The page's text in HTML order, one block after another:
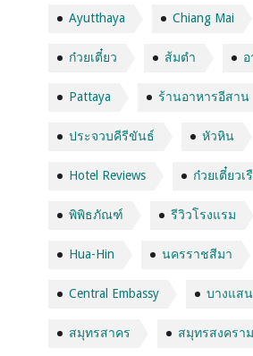
Ayutthaya Chiang Mai
ก๋วยเตี๋ยว ส้มตำ
Pattaya ร้านอาหารอีสาน
ประจวบคีรีขันธ์ หัวหิน
Hotel Reviews ก๋วยเตี๋ยวเ
พิพิธภัณฑ์ รีวิวโรงแรม
Hua-Hin นครราชสีมา
Central Embassy บางแสน
สมุทรสาคร สมุทรสงคราม